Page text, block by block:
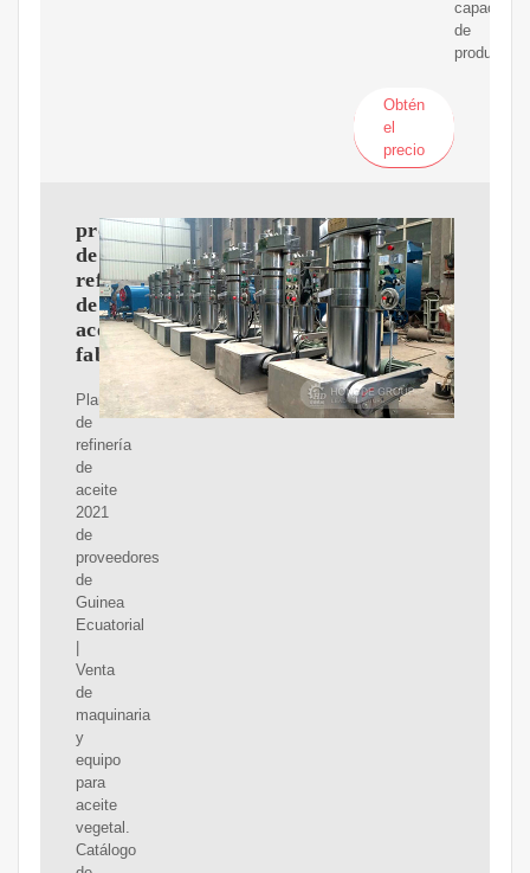
capacidad
de
producción
Obtén
el
precio
proveedores
de
refinerías
de
aceite
fabricantes
Planta
de
refinería
de
aceite
2021
de
proveedores
de
Guinea
Ecuatorial
Venta
de
maquinaria
y
equipo
para
aceite
vegetal.
Catálogo